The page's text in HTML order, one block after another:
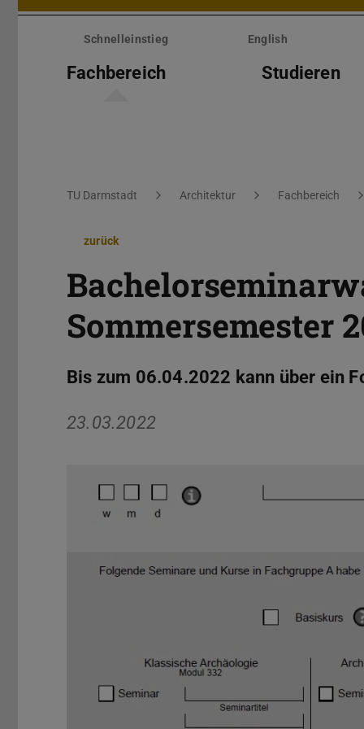
Menü
überspringenSchnelleinstieg English
Fachbereich Studieren
Sie befinden sich hier:
TU Darmstadt Architektur Fachbereich
zurück
Sommersemester
Bis zum 06.04.2022 kann über ein
23.03.2022